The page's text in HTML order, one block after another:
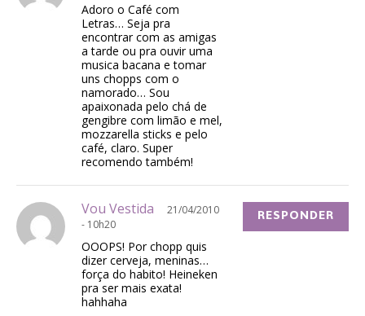
Adoro o Café com
Letras… Seja pra
encontrar com as amigas
a tarde ou pra ouvir uma
musica bacana e tomar
uns chopps com o
namorado… Sou
apaixonada pelo chá de
gengibre com limão e mel,
mozzarella sticks e pelo
café, claro. Super
recomendo também!
Vou Vestida
21/04/2010
- 10h20
OOOPS! Por chopp quis
dizer cerveja, meninas…
força do habito! Heineken
pra ser mais exata!
hahhaha
RESPONDER